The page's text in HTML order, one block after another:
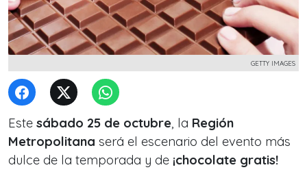
GETTY IMAGES
Este sábado 25 de octubre, la Región
Metropolitana será el escenario del evento más
dulce de la temporada y de ¡chocolate gratis!